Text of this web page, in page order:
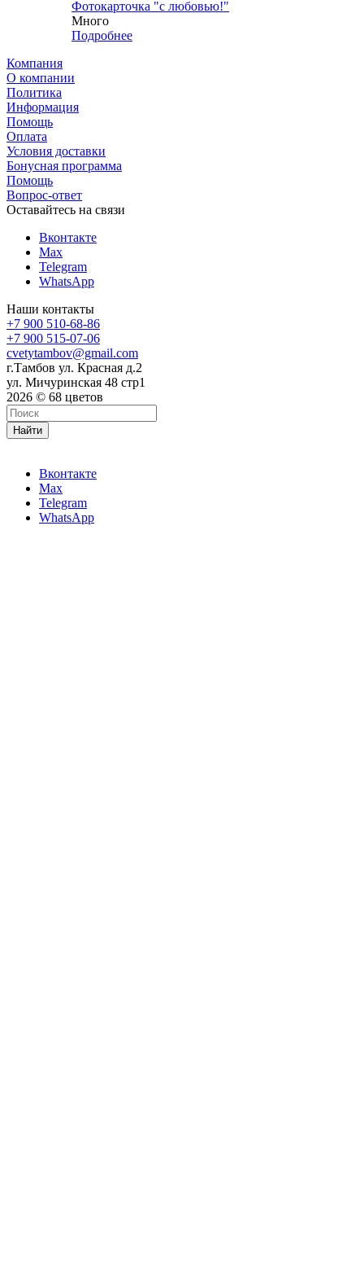
Фотокарточка "с любовью!"
Много
Подробнее
Компания
О компании
Политика
Информация
Помощь
Оплата
Условия доставки
Бонусная программа
Помощь
Вопрос-ответ
Оставайтесь на связи
Вконтакте
Max
Telegram
WhatsApp
Наши контакты
+7 900 510-68-86
+7 900 515-07-06
cvetytambov@gmail.com
г.Тамбов ул. Красная д.2
ул. Мичуринская 48 стр1
2026 © 68 цветов
Найти
Вконтакте
Max
Telegram
WhatsApp